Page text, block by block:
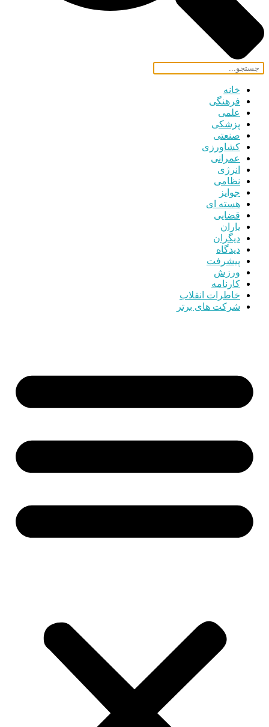
خانه
فرهنگی
علمی
پزشکی
صنعتی
کشاورزی
عمرانی
انرژی
نظامی
جوایز
هسته ای
قضایی
یاران
دیگران
دیدگاه
پیشرفت
ورزش
کارنامه
خاطرات انقلاب
شرکت های برتر